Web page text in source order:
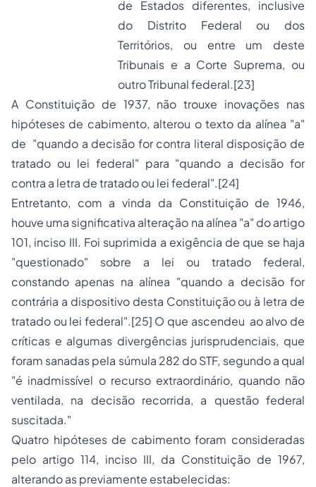
de Estados diferentes, inclusive
do Distrito Federal ou dos
Territórios, ou entre um deste
Tribunais e a Corte Suprema, ou
outro Tribunal federal.[23]
A Constituição de 1937, não trouxe inovações nas
hipóteses de cabimento, alterou o texto da alínea "a"
de "quando a decisão for contra literal disposição de
tratado ou lei federal" para "quando a decisão for
contra a letra de tratado ou lei federal".[24]
Entretanto, com a vinda da Constituição de 1946,
houve uma significativa alteração na alínea "a" do artigo
101, inciso III. Foi suprimida a exigência de que se haja
"questionado" sobre a lei ou tratado federal,
constando apenas na alínea "quando a decisão for
contrária a dispositivo desta Constituição ou à letra de
tratado ou lei federal".[25] O que ascendeu ao alvo de
críticas e algumas divergências jurisprudenciais, que
foram sanadas pela súmula 282 do STF, segundo a qual
"é inadmissível o recurso extraordinário, quando não
ventilada, na decisão recorrida, a questão federal
suscitada."
Quatro hipóteses de cabimento foram consideradas
pelo artigo 114, inciso III, da Constituição de 1967,
alterando as previamente estabelecidas: